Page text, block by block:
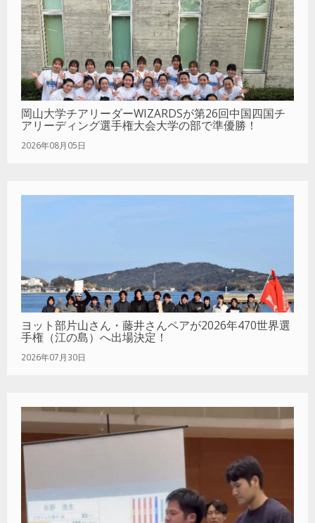
岡山大学チアリーダーWIZARDSが第26回中国四国チ
アリーディング選手権大会大学の部で準優勝！
2026年08月05日
ヨット部片山さん・藤井さんペアが2026年470世界選
手権（江の島）へ出場決定！
2026年07月30日